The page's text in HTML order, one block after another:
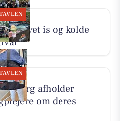
is og kolde
afholder
om deres